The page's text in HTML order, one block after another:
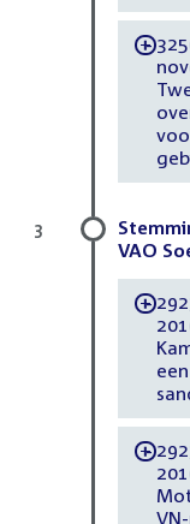
-
VAO
-
-
3